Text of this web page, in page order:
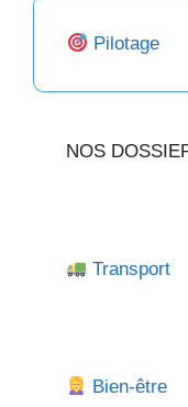
Pilotage
NOS
Transport
Bien-être